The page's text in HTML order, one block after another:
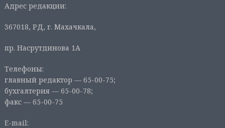
Адрес редакции:
367018, РД, г. Махачкала,
пр. Насрутдинова 1А
Телефоны:
главный редактор — 65-00-75;
бухгалтерия — 65-00-78;
факс — 65-00-75
E-mail: